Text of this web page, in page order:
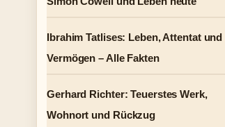
Ibrahim Tatlises: Leben, Attentat und
Vermögen – Alle Fakten
Gerhard Richter: Teuerstes Werk,
Wohnort und Rückzug